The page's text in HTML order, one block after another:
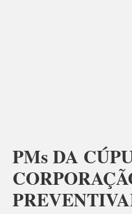
PMs DA